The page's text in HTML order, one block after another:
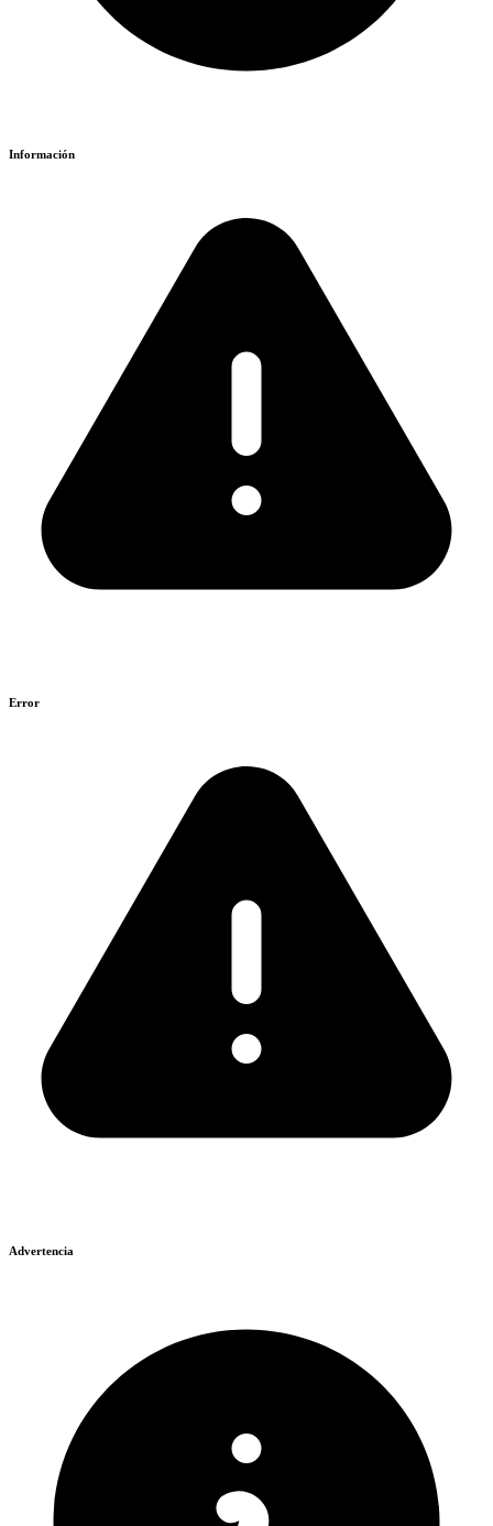
Información
Error
Advertencia